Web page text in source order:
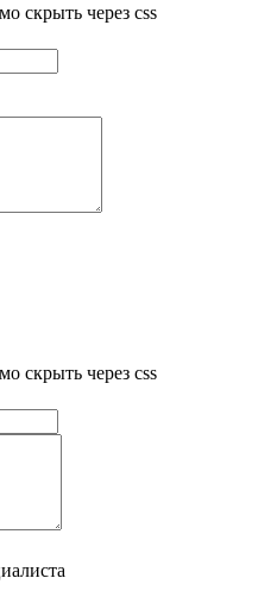
скрыть через css
скрыть через css